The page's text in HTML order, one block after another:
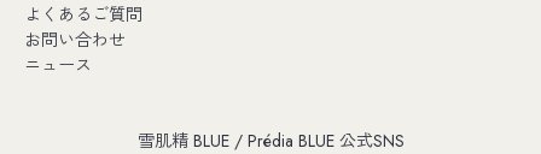
よくあるご質問
お問い合わせ
ニュース
雪肌精 BLUE / Prédia BLUE 公式SNS